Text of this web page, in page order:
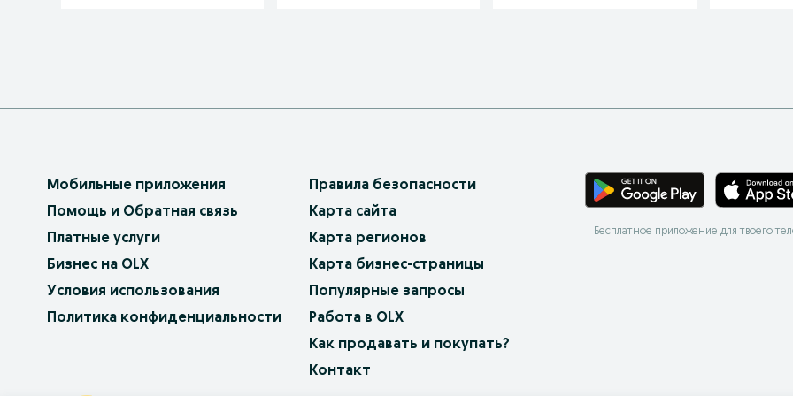
Мобильные приложения
Помощь и Обратная связь
Платные услуги
Бизнес на OLX
Условия использования
Политика конфиденциальности
Правила безопасности
Карта сайта
Карта регионов
Карта бизнес-страницы
Популярные запросы
Работа в OLX
Как продавать и покупать?
Контакт
Бесплатное приложение для твоего